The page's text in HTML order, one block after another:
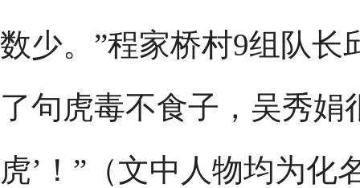
数少。”程家桥村9组队长
了句虎毒不食子，吴秀娟
虎’！”（文中人物均为化